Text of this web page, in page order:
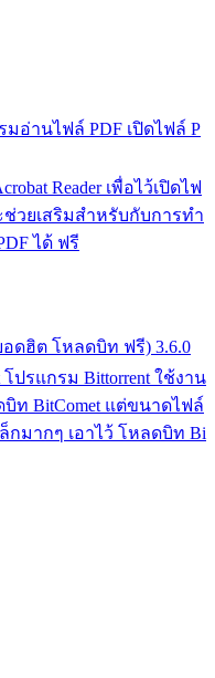
มอ่านไฟล์ PDF เปิดไฟล์ P
Reader เพื่อไว้เปิดไฟ
ช่วยเสริมสำหรับกับการทำ
ได้ ฟรี
อดฮิต โหลดบิท ฟรี) 3.6.0
ปรแกรม Bittorrent ใช้งาน
ท BitComet แต่ขนาดไฟล์
กมากๆ เอาไว้ โหลดบิท Bi